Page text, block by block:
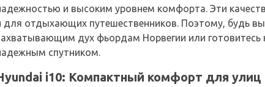
и высоким уровнем комфорта. Эти
для отдыхающих путешественников. Поэтому, будь вы
дух фьордам Норвегии или
спутником.
i10: Компактный комфорт для улиц